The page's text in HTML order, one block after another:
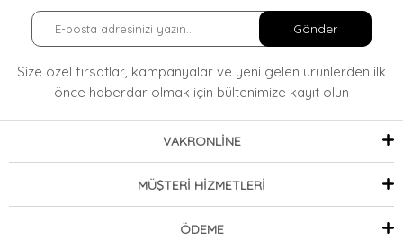
Gönder
Size özel fırsatlar, kampanyalar ve yeni gelen ürünlerden ilk
önce haberdar olmak için bültenimize kayıt olun
VAKRONLİNE
MÜŞTERİ HİZMETLERİ
ÖDEME